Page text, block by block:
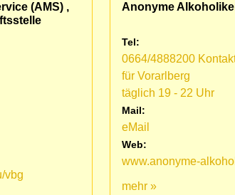
(AMS) ,
vbg
Anonyme
Tel:
0664/4888200
für Vorarlberg
täglich 19 - 22 Uhr
Mail:
eMail
Web:
www.anonyme-
mehr »